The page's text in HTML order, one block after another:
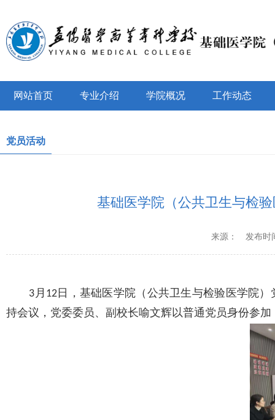
网站首页 专业介绍 学院概况 工作动态
党员活动
基础医学院（公共卫生与检
来源： 发布时
3月12日，基础医学院（公共卫生与检验医学院
持会议，党委委员、副校长喻文辉以普通党员身份参